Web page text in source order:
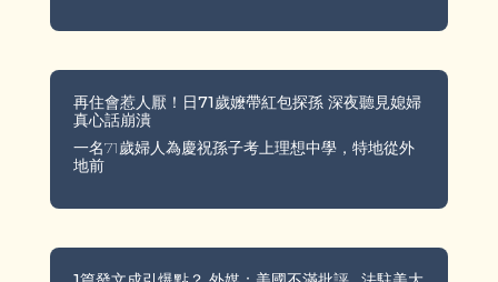
再住會惹人厭！日71歲嬤帶紅包探孫 深夜聽見媳婦
真心話崩潰
一名71歲婦人為慶祝孫子考上理想中學，特地從外
地前